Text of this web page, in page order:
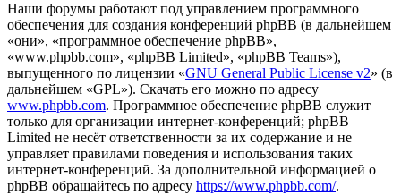
Наши форумы работают под управлением программного
обеспечения для создания конференций phpBB (в дальнейшем
«они», «программное обеспечение phpBB»,
«www.phpbb.com», «phpBB Limited», «phpBB Teams»),
выпущенного по лицензии «GNU General Public License v2» (в
дальнейшем «GPL»). Скачать его можно по адресу
www.phpbb.com. Программное обеспечение phpBB служит
только для организации интернет-конференций; phpBB
Limited не несёт ответственности за их содержание и не
управляет правилами поведения и использования таких
интернет-конференций. За дополнительной информацией о
phpBB обращайтесь по адресу https://www.phpbb.com/.